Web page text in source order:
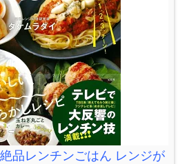
品レンチンごはん レンジが